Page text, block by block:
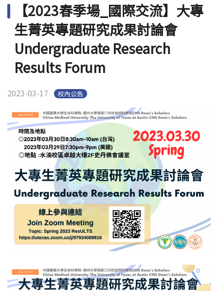
法規辦法
招生資訊
Eng
【2023春季場_國際交流】大專
生菁英專題研究成果討論會
Undergraduate Research
Results Forum
2023-03-17 校內公告